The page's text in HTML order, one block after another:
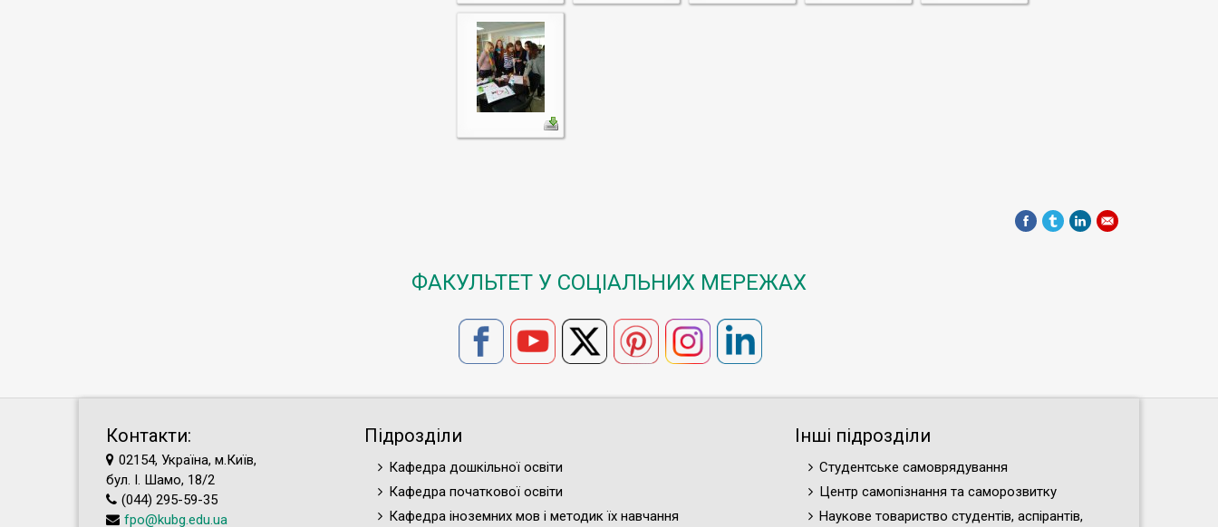
ФАКУЛЬТЕТ У СОЦІАЛЬНИХ МЕРЕЖАХ
Контакти:
02154, Україна, м.Київ,
бул. І. Шамо, 18/2
(044) 295-59-35
fpo@kubg.edu.ua
Підрозділи
Кафедра дошкільної освіти
Кафедра початкової освіти
Кафедра іноземних мов і методик їх навчання
Інші підрозділи
Студентське самоврядування
Центр самопізнання та саморозвитку
Наукове товариство студентів, аспірантів,